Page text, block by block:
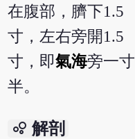
在腹部，臍下1.5
寸，左右旁開1.5
寸，即氣海旁一寸
半。
bubble_chart 解剖